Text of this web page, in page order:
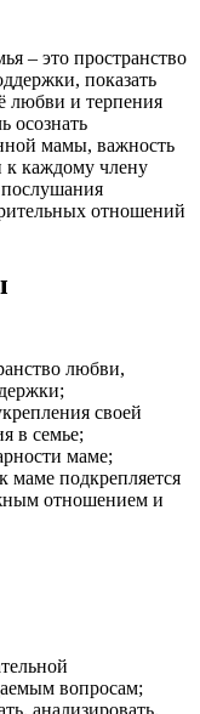
– это пространство
показать
любви и терпения
осознать
мамы, важность
каждому члену
отношений
любви,
своей
в семье;
маме;
маме подкрепляется
отношением и
вопросам;
анализировать,